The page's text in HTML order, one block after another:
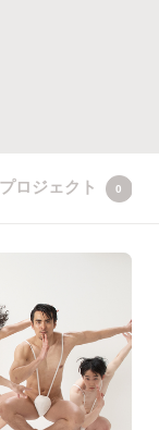
ロジェクト 0